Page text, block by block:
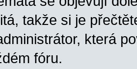
takže si je
která
fóru.